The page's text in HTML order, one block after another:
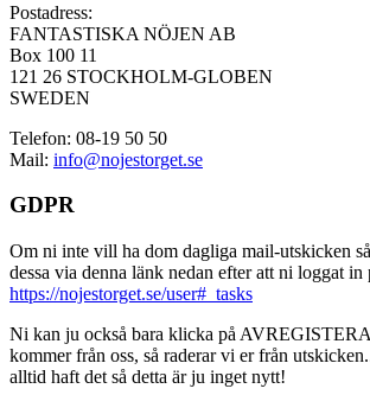
Postadress:
FANTASTISKA NÖJEN AB
Box 100 11
121 26 STOCKHOLM-GLOBEN
SWEDEN
Telefon: 08-19 50 50
Mail: info@nojestorget.se
GDPR
Om ni inte vill ha dom dagliga mail-utskicken
dessa via denna länk nedan efter att ni loggat in
https://nojestorget.se/user#_tasks
Ni kan ju också bara klicka på
kommer från oss, så raderar vi er från
alltid haft det så detta är ju inget nytt!